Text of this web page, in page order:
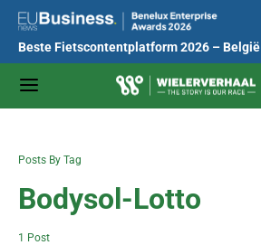
Beste Fietscontentplatform 2026 – België
Posts By Tag
Bodysol-Lotto
1 Post